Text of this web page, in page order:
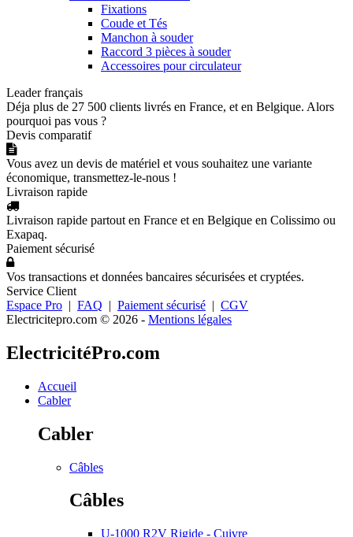
Fixations
Coude et Tés
Manchon à souder
Raccord 3 pièces à souder
Accessoires pour circulateur
Leader français
Déja plus de 27 500 clients livrés en France, et en Belgique. Alors
pourquoi pas vous ?
Devis comparatif
Vous avez un devis de matériel et vous souhaitez une variante
économique, transmettez-le-nous !
Livraison rapide
Livraison rapide partout en France et en Belgique en Colissimo ou
Exapaq.
Paiement sécurisé
Vos transactions et données bancaires sécurisées et cryptées.
Service Client
Espace Pro | FAQ | Paiement sécurisé | CGV
Electricitepro.com © 2026 - Mentions légales
ElectricitéPro.com
Accueil
Cabler
Cabler
Câbles
Câbles
U-1000 R2V Rigide - Cuivre